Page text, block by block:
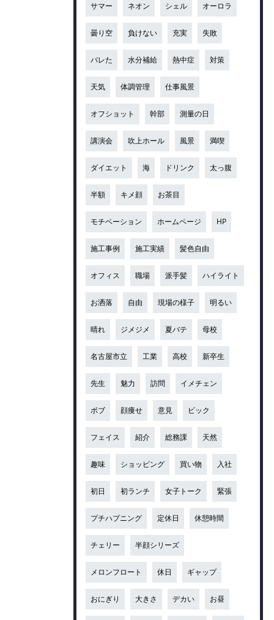
サマー ネオン シェル オーロラ
曇り空 負けない 充実 失敗
バレた 水分補給 熱中症 対策
天気 体調管理 仕事風景
オフショット 幹部 測量の日
講演会 吹上ホール 風景 満喫
ダイエット 海 ドリンク 太っ腹
半額 キメ顔 お茶目
モチベーション ホームページ HP
施工事例 施工実績 髪色自由
オフィス 職場 派手髪 ハイライト
お洒落 自由 現場の様子 明るい
晴れ ジメジメ 夏バテ 母校
名古屋市立 工業 高校 新卒生
先生 魅力 訪問 イメチェン
ボブ 顔痩せ 意見 ビック
フェイス 紹介 総務課 天然
趣味 ショッピング 買い物 入社
初日 初ランチ 女子トーク 緊張
プチハプニング 定休日 休憩時間
チェリー 半顔シリーズ
メロンフロート 休日 ギャップ
おにぎり 大きさ デカい お昼